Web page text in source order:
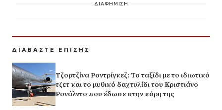
ΔΙΑΦΗΜΙΣΗ
ΔΙΑΒΑΣΤΕ ΕΠΙΣΗΣ
Τζορτζίνα Ροντρίγκεζ: Το ταξίδι με το ιδιωτικό
τζετ και το μυθικό δαχτυλίδι του Κριστιάνο
Ρονάλντο που έδωσε στην κόρη της